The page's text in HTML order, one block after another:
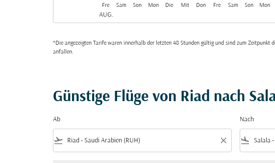
Fre
AUG.
Sam Son Mon Die Mit Don Fre Sam Son Mon
*Die angezeigten Tarife waren innerhalb der letzten 48 Stunden gültig und sind zum
anfallen.
Günstige Flüge von Riad nach
Ab
flight_takeoff close
Nach
flight_land